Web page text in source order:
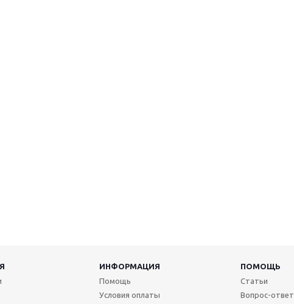
ИНФОРМАЦИЯ
ПОМОЩЬ
Помощь
Условия оплаты
Статьи
Вопрос-ответ